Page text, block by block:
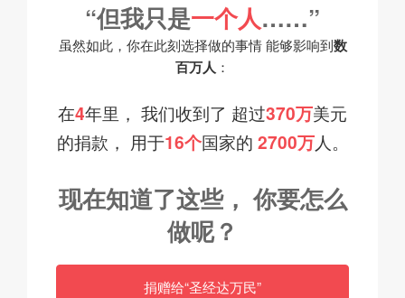
“但我只是一个人……”
虽然如此，你在此刻选择做的事情 能够影响到数
百万人 ：
在4年里， 我们收到了 超过370万美元
的捐款， 用于16个国家的 2700万人。
现在知道了这些， 你要怎么
做呢？
捐赠给“圣经达万民”